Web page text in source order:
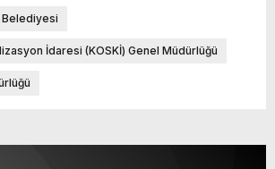
Belediyesi
İdaresi (KOSKİ) Genel Müdürlüğü